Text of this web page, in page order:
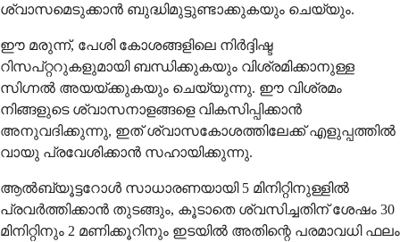
ശ്വാസമെടുക്കാൻ ബുദ്ധിമുട്ടുണ്ടാക്കുകയും ചെയ്യും.
ഈ മരുന്ന്, പേശി കോശങ്ങളിലെ നിർദ്ദിഷ്ട
റിസപ്റ്ററുകളുമായി ബന്ധിക്കുകയും വിശ്രമിക്കാനുള്ള
സിഗ്നൽ അയയ്ക്കുകയും ചെയ്യുന്നു. ഈ വിശ്രമം
നിങ്ങളുടെ ശ്വാസനാളങ്ങളെ വികസിപ്പിക്കാൻ
അനുവദിക്കുന്നു, ഇത് ശ്വാസകോശത്തിലേക്ക് എളുപ്പത്തിൽ
വായു പ്രവേശിക്കാൻ സഹായിക്കുന്നു.
ആൽബ്യൂട്ടറോൾ സാധാരണയായി 5 മിനിറ്റിനുള്ളിൽ
പ്രവർത്തിക്കാൻ തുടങ്ങും, കൂടാതെ ശ്വസിച്ചതിന് ശേഷം 30
മിനിറ്റിനും 2 മണിക്കൂറിനും ഇടയിൽ അതിന്റെ പരമാവധി ഫലം